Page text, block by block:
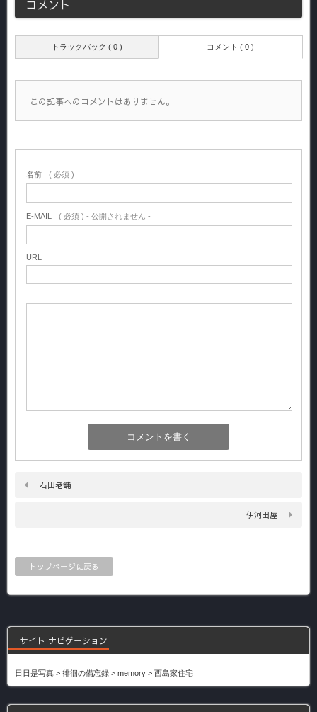
コメント
トラックバック ( 0 ) コメント ( 0 )
この記事へのコメントはありません。
名前 ( 必須 )
E-MAIL ( 必須 ) - 公開されません -
URL
石田老舗
伊河田屋
トップページに戻る
サイト ナビゲーション
日日是写真 > 徘徊の備忘録 > memory > 西島家住宅